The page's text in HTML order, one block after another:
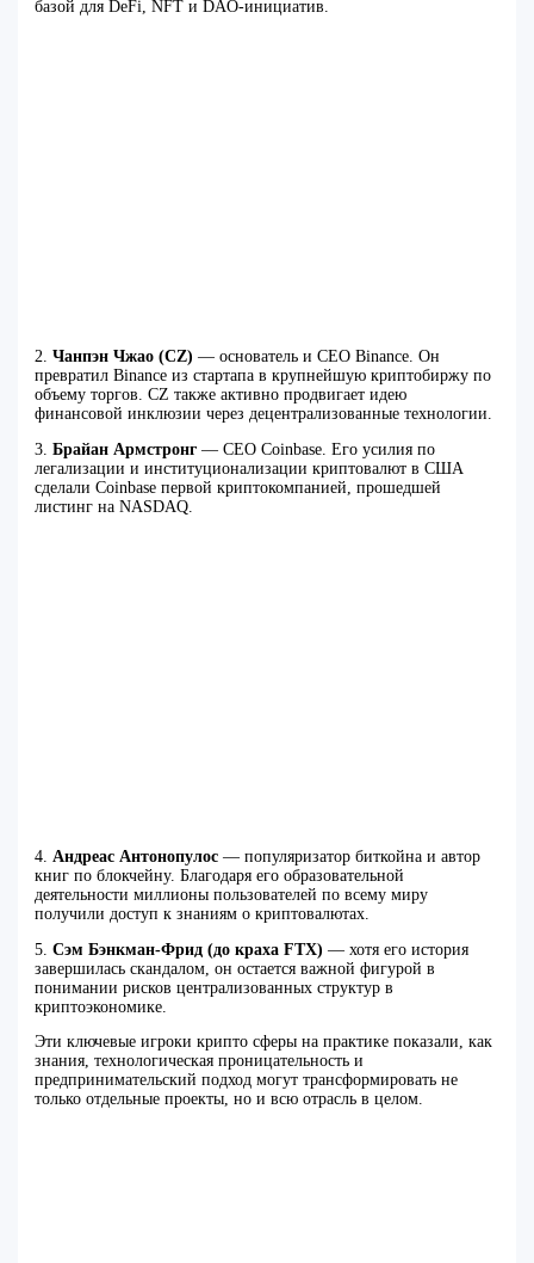
базой для DeFi, NFT и DAO-инициатив.
2.Чанпэн Чжао (CZ) — основатель и CEO Binance. Он
превратил Binance из стартапа в крупнейшую криптобиржу по
объему торгов. CZ также активно продвигает идею
финансовой инклюзии через децентрализованные технологии.
3.Брайан Армстронг — CEO Coinbase. Его усилия по
легализации и институционализации криптовалют в США
сделали Coinbase первой криптокомпанией, прошедшей
листинг на NASDAQ.
4.Андреас Антонопулос — популяризатор биткойна и автор
книг по блокчейну. Благодаря его образовательной
деятельности миллионы пользователей по всему миру
получили доступ к знаниям о криптовалютах.
5.Сэм Бэнкман-Фрид (до краха FTX) — хотя его история
завершилась скандалом, он остается важной фигурой в
понимании рисков централизованных структур в
криптоэкономике.
Эти ключевые игроки крипто сферы на практике показали, как
знания, технологическая проницательность и
предпринимательский подход могут трансформировать не
только отдельные проекты, но и всю отрасль в целом.